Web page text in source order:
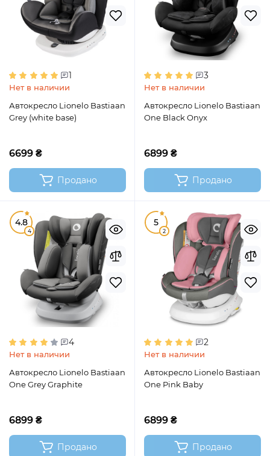
1
Нет в наличии
Автокресло Lionelo Bastiaan
Grey (white base)
6699 ₴
Продано
3
Нет в наличии
Автокресло Lionelo Bastiaan
One Black Onyx
6899 ₴
Продано
4.8
4
4
Нет в наличии
Автокресло Lionelo Bastiaan
One Grey Graphite
6899 ₴
Продано
5
2
2
Нет в наличии
Автокресло Lionelo Bastiaan
One Pink Baby
6899 ₴
Продано